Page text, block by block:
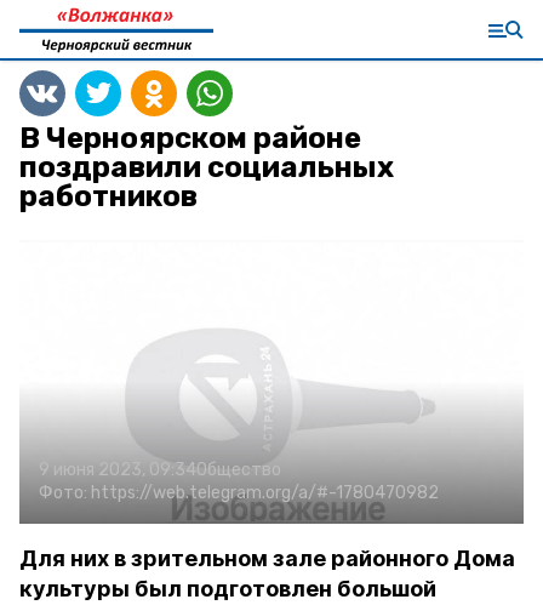
В Черноярском районе
поздравили социальных
работников
9 июня 2023, 09:34Общество
Фото: https://web.telegram.org/a/#-1780470982
Для них в зрительном зале районного Дома
культуры был подготовлен большой